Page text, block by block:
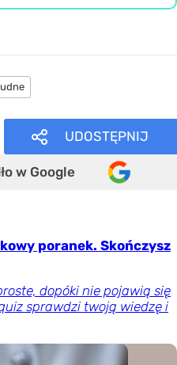
UDOSTĘPNIJ
w Google
poranek. Skończysz
dopóki nie pojawią się
sprawdzi twoją wiedzę i